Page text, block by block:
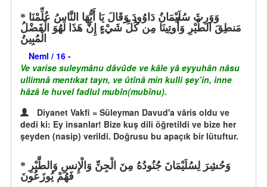
مَنطِقَ الطَّيْرِ وَأُوتِينَا مِن كُلِّ شَيْءٍ إِنَّ هَذَا لَهُوَ الْفَضْلُ
الْمُبِينُ
Neml / 16 -
Ve varise suleymânu dâvûde ve kâle yâ eyyuhân nâsu
ullimnâ mentıkat tayrı, ve ûtînâ min kulli şey’in, inne
hâzâ le huvel fadlul mubîn(mubînu).
Diyanet Vakfi = Süleyman Davud'a vâris oldu ve
dedi ki: Ey insanlar! Bize kuş dili öğretildi ve bize her
şeyden (nasip) verildi. Doğrusu bu apaçık bir lütuftur.
فَهُمْ يُوزَعُونَ